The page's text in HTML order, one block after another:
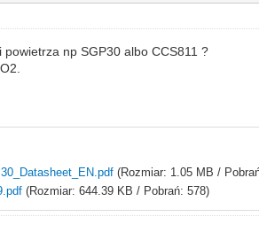
np SGP30 albo CCS811 ?
(Rozmiar: 1.05 MB /
(Rozmiar: 644.39 KB / Pobrań: 578)